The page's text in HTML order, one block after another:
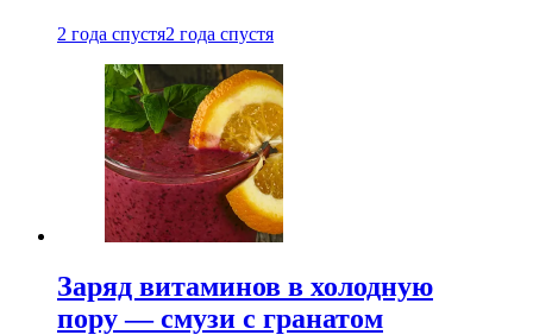
2 года спустя2 года спустя
Заряд витаминов в холодную
пору — смузи с гранатом